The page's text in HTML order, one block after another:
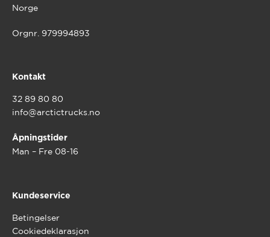
Norge
Orgnr. 979994893
Kontakt
32 89 80 80
info@arctictrucks.no
Åpningstider
Man – Fre 08-16
Kundeservice
Betingelser
Cookiedeklarasjon